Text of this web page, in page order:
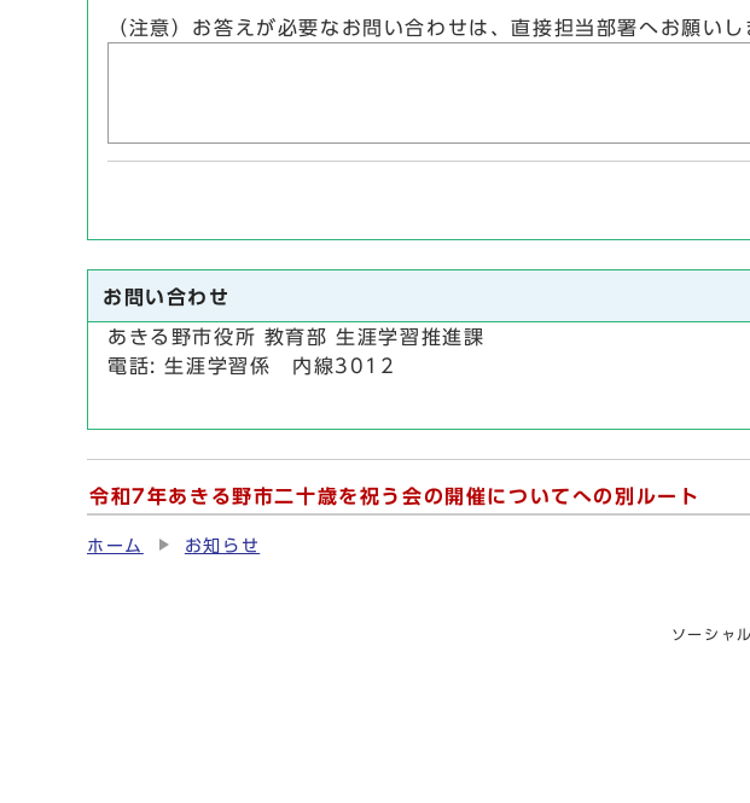
（注意）お答えが必要なお問い合わせは、直接担当部署へお願い
お問い合わせ
あきる野市役所 教育部 生涯学習推進課
電話: 生涯学習係 内線3012
令和7年あきる野市二十歳を祝う会の開催についてへの別ルート
ホーム お知らせ
ソーシャ